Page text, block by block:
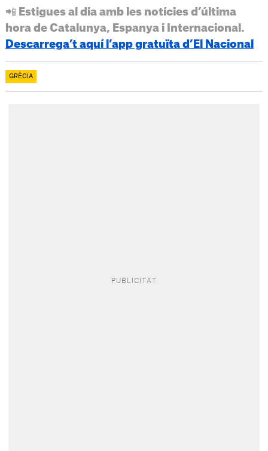
📲 Estigues al dia amb les notícies d’última
hora de Catalunya, Espanya i Internacional.
Descarrega’t aquí l’app gratuïta d’El Nacional
GRÈCIA